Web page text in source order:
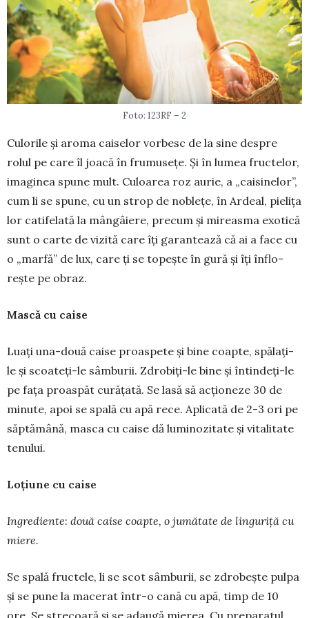
Foto: 123RF – 2
Culorile și aroma caiselor vor­besc de la sine despre
rolul pe care îl joacă în frumusețe. Și în lumea fructelor,
imaginea spune mult. Cu­loarea roz aurie, a „caisinelor”,
cum li se spune, cu un strop de noblețe, în Ardeal, pielița
lor catifelată la mân­gâiere, precum și mireasma exotică
sunt o carte de vizită care îți garan­tează că ai a face cu
o „marfă” de lux, care ți se topește în gură și îți înflo­
rește pe obraz.
Mască cu caise
Luați una-două caise proaspete și bine coapte, spălați-
le și scoateți-le sâmburii. Zdrobiți-le bine și întin­deți-le
pe fața proaspăt curățată. Se lasă să acţioneze 30 de
minute, apoi se spală cu apă rece. Aplicată de 2-3 ori pe
săptămână, masca cu caise dă luminozitate și vitalitate
tenului.
Loțiune cu caise
Ingrediente: două cai­se coapte, o jumătate de linguriță cu
miere.
Se spală fructele, li se scot sâmburii, se zdro­bește pulpa
și se pune la macerat într-o cană cu apă, timp de 10
ore. Se strecoară și se adaugă mierea. Cu pre­paratul